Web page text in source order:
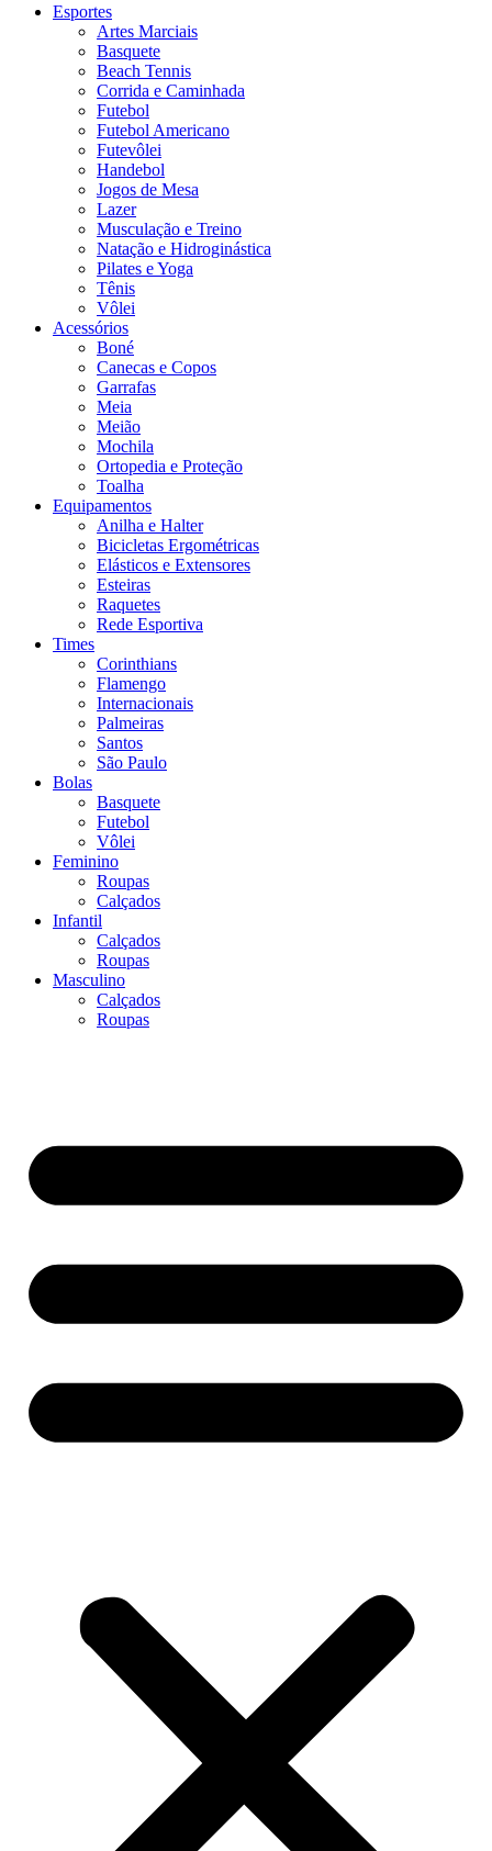
Esportes
Artes Marciais
Basquete
Beach Tennis
Corrida e Caminhada
Futebol
Futebol Americano
Futevôlei
Handebol
Jogos de Mesa
Lazer
Musculação e Treino
Natação e Hidroginástica
Pilates e Yoga
Tênis
Vôlei
Acessórios
Boné
Canecas e Copos
Garrafas
Meia
Meião
Mochila
Ortopedia e Proteção
Toalha
Equipamentos
Anilha e Halter
Bicicletas Ergométricas
Elásticos e Extensores
Esteiras
Raquetes
Rede Esportiva
Times
Corinthians
Flamengo
Internacionais
Palmeiras
Santos
São Paulo
Bolas
Basquete
Futebol
Vôlei
Feminino
Roupas
Calçados
Infantil
Calçados
Roupas
Masculino
Calçados
Roupas